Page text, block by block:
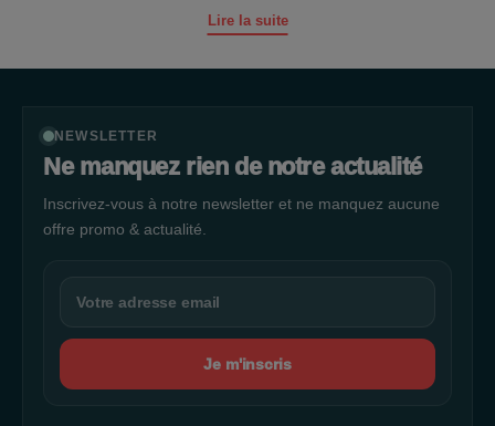
explorez nos boutiques variées et dégustez de délicieux repas
tout en faisant vos achats. Nous espérons vous voir bientôt à
Lire la suite
NEWSLETTER
Ne manquez rien de notre actualité
Inscrivez-vous à notre newsletter et ne manquez aucune
offre promo & actualité.
Je m'inscris